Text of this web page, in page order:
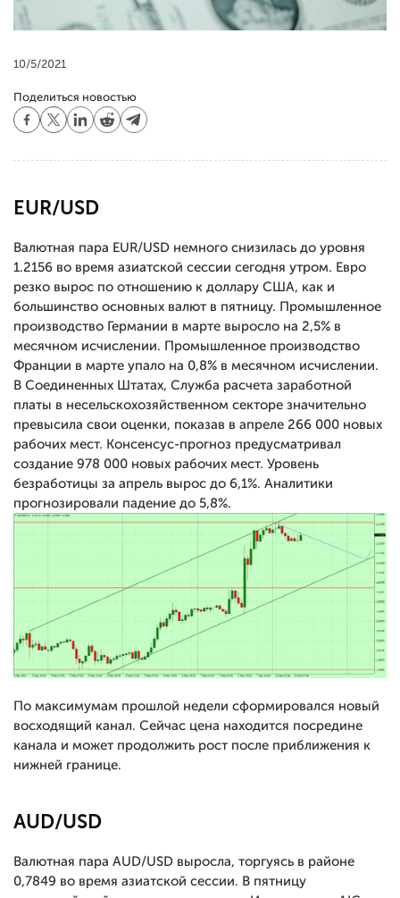
10/5/2021
Поделиться новостью
EUR/USD
Валютная пара EUR/USD немного снизилась до уровня
1.2156 во время азиатской сессии сегодня утром. Евро
резко вырос по отношению к доллару США, как и
большинство основных валют в пятницу. Промышленное
производство Германии в марте выросло на 2,5% в
месячном исчислении. Промышленное производство
Франции в марте упало на 0,8% в месячном исчислении.
В Соединенных Штатах, Служба расчета заработной
платы в несельскохозяйственном секторе значительно
превысила свои оценки, показав в апреле 266 000 новых
рабочих мест. Консенсус-прогноз предусматривал
создание 978 000 новых рабочих мест. Уровень
безработицы за апрель вырос до 6,1%. Аналитики
прогнозировали падение до 5,8%.
По максимумам прошлой недели сформировался новый
восходящий канал. Сейчас цена находится посредине
канала и может продолжить рост после приближения к
нижней границе.
AUD/USD
Валютная пара AUD/USD выросла, торгуясь в районе
0,7849 во время азиатской сессии. В пятницу